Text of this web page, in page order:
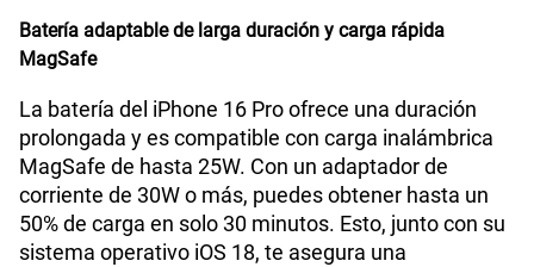
Batería adaptable de larga duración y carga rápida
MagSafe
La batería del iPhone 16 Pro ofrece una duración
prolongada y es compatible con carga inalámbrica
MagSafe de hasta 25W. Con un adaptador de
corriente de 30W o más, puedes obtener hasta un
50% de carga en solo 30 minutos. Esto, junto con su
sistema operativo iOS 18, te asegura una